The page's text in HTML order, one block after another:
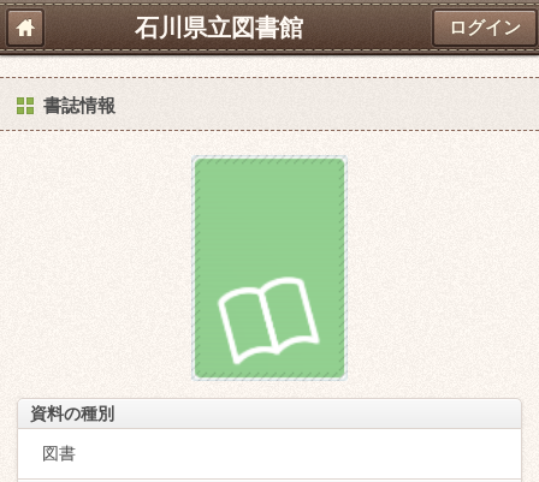
石川県立図書館 ログイン
書誌情報
資料の種別
図書